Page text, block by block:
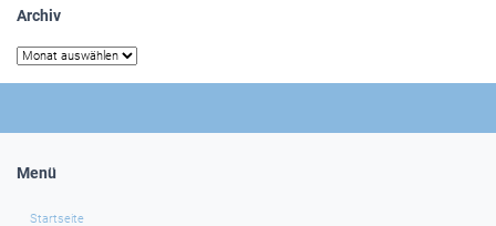
Archiv
Archiv
Menü
Startseite